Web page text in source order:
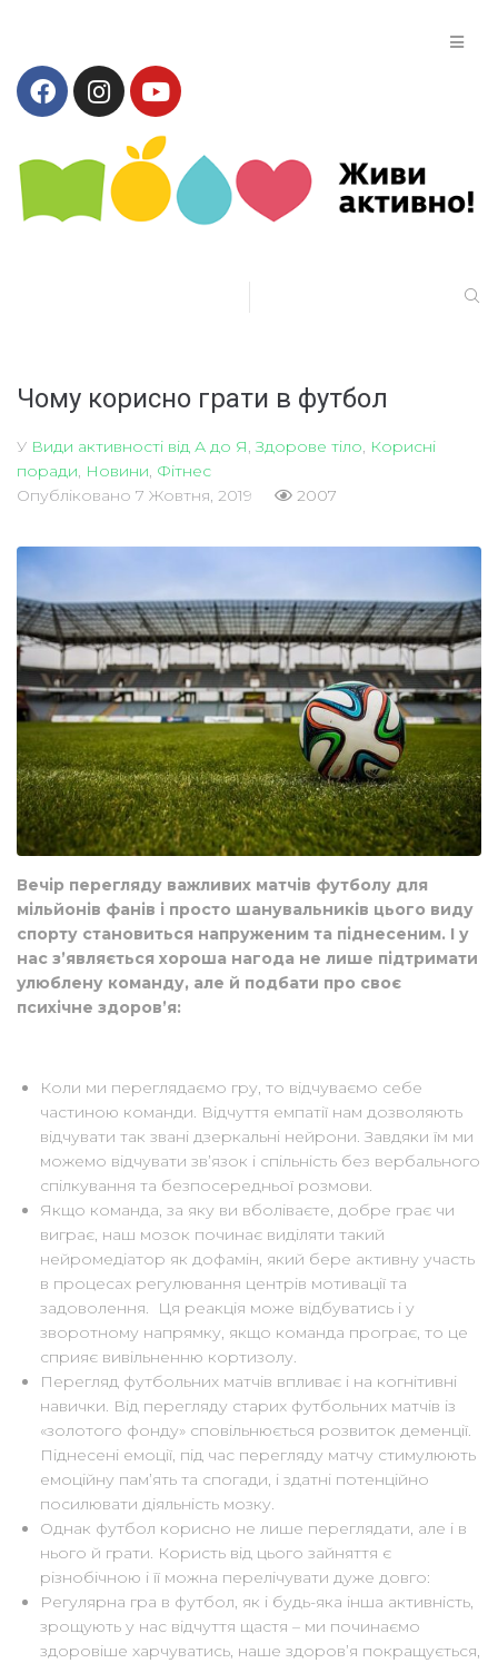
Чому корисно грати в футбол
У Види активності від А до Я ,Здорове тіло Корисні
поради Новини Фітнес
Опубліковано 7 Жовтня, 2019 2007
Вечір перегляду важливих матчів футболу для
мільйонів фанів і просто шанувальників цього виду
спорту становиться напруженим та піднесеним. І у
нас з’являється хороша нагода не лише підтримати
улюблену команду, але й подбати про своє
психічне здоров’я:
Коли ми переглядаємо гру, то відчуваємо себе
частиною команди. Відчуття емпатії нам дозволяють
відчувати так звані дзеркальні нейрони. Завдяки їм ми
можемо відчувати зв’язок і спільність без вербального
спілкування та безпосередньої розмови.
Якщо команда, за яку ви вболіваєте, добре грає чи
виграє, наш мозок починає виділяти такий
нейромедіатор як дофамін, який бере активну участь
в процесах регулювання центрів мотивації та
задоволення. Ця реакція може відбуватись і у
зворотному напрямку, якщо команда програє, то це
сприяє вивільненню кортизолу.
Перегляд футбольних матчів впливає і на когнітивні
навички. Від перегляду старих футбольних матчів із
«золотого фонду» сповільнюється розвиток деменції.
Піднесені емоції, під час перегляду матчу стимулюють
емоційну пам’ять та спогади, і здатні потенційно
посилювати діяльність мозку.
Однак футбол корисно не лише переглядати, але і в
нього й грати. Користь від цього зайняття є
різнобічною і її можна перелічувати дуже довго:
Регулярна гра в футбол, як і будь-яка інша активність,
зрощують у нас відчуття щастя – ми починаємо
здоровіше харчуватись, наше здоров’я покращується,